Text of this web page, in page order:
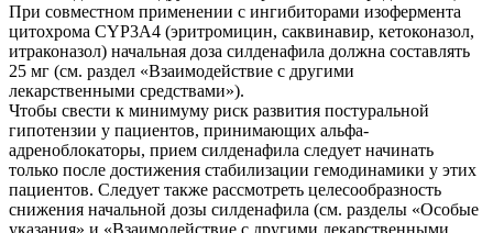
При совместном применении с ингибиторами изофермента
цитохрома CYP3A4 (эритромицин, саквинавир, кетоконазол,
итраконазол) начальная доза силденафила должна составлять
25 мг (см. раздел «Взаимодействие с другими
лекарственными средствами»).
Чтобы свести к минимуму риск развития постуральной
гипотензии у пациентов, принимающих альфа-
адреноблокаторы, прием силденафила следует начинать
только после достижения стабилизации гемодинамики у этих
пациентов. Следует также рассмотреть целесообразность
снижения начальной дозы силденафила (см. разделы «Особые